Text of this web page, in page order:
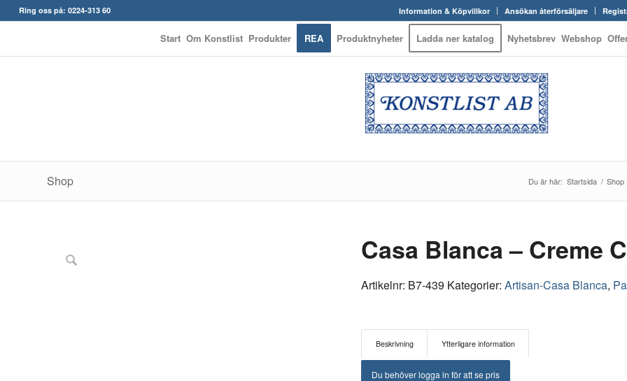
Information & Köpvillkor Ansökan återförsäljare
Ring oss på: 0224-313 60
Start Om Konstlist Produkter REA Produktnyheter Ladda ner katalog Nyhetsbrev Webshop
Shop Du är här: Startsida / Shop
Casa Blanca – Creme
Artikelnr: B7-439 Kategorier:Artisan-Casa Blanca,
Beskrivning Ytterligare information
Du behöver logga in för att se pris